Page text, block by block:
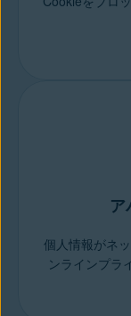
個人情報がネ
ンラインプラ